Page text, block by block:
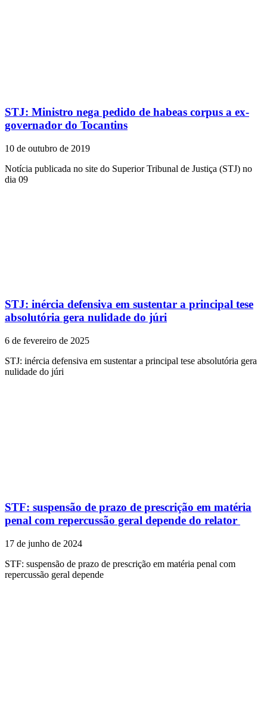
STJ: Ministro nega pedido de habeas corpus a ex-
governador do Tocantins
10 de outubro de 2019
Notícia publicada no site do Superior Tribunal de Justiça (STJ) no
dia 09
STJ: inércia defensiva em sustentar a principal tese
absolutória gera nulidade do júri
6 de fevereiro de 2025
STJ: inércia defensiva em sustentar a principal tese absolutória gera
nulidade do júri
STF: suspensão de prazo de prescrição em matéria
penal com repercussão geral depende do relator
17 de junho de 2024
STF: suspensão de prazo de prescrição em matéria penal com
repercussão geral depende